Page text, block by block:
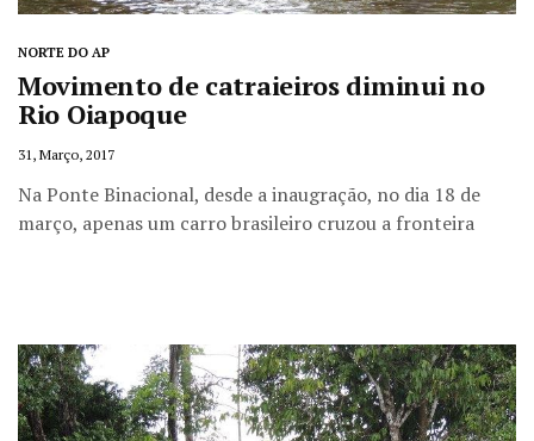
NORTE DO AP
Movimento de catraieiros diminui no
Rio Oiapoque
31, Março, 2017
Na Ponte Binacional, desde a inaugração, no dia 18 de
março, apenas um carro brasileiro cruzou a fronteira